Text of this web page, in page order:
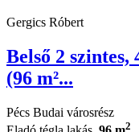
Gergics Róbert
Belső 2 szintes,
(96 m²...
Pécs Budai városrész
2